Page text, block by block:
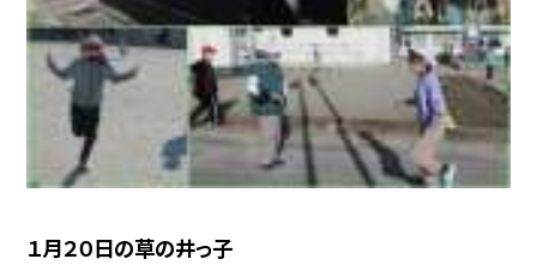
１月２０日の草の井っ子